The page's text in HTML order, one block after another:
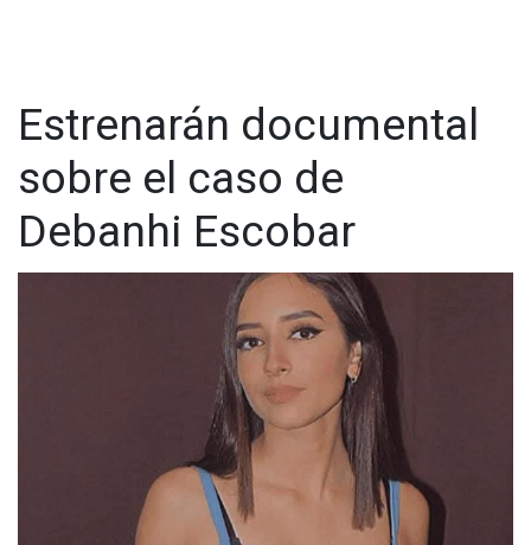
Estrenarán documental
sobre el caso de
Debanhi Escobar